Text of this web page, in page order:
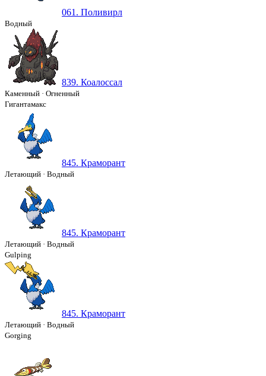
061. Поливирл
Водный
839. Коалоссал
Каменный · Огненный
Гигантамакс
845. Краморант
Летающий · Водный
845. Краморант
Летающий · Водный
Gulping
845. Краморант
Летающий · Водный
Gorging